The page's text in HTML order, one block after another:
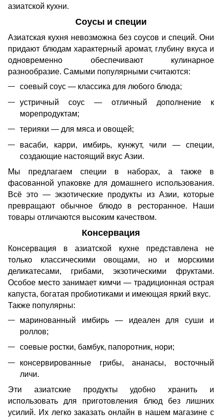
азиатской кухни.
Соусы и специи
Азиатская кухня невозможна без соусов и специй. Они
придают блюдам характерный аромат, глубину вкуса и
одновременно обеспечивают кулинарное
разнообразие. Самыми популярными считаются:
соевый соус — классика для любого блюда;
устричный соус — отличный дополнение к
морепродуктам;
терияки — для мяса и овощей;
васаби, карри, имбирь, кунжут, чили — специи,
создающие настоящий вкус Азии.
Мы предлагаем специи в наборах, а также в
фасованной упаковке для домашнего использования.
Всё это — экзотические продукты из Азии, которые
превращают обычное блюдо в ресторанное. Наши
товары отличаются высоким качеством.
Консервация
Консервация в азиатской кухне представлена не
только классическими овощами, но и морскими
деликатесами, грибами, экзотическими фруктами.
Особое место занимает кимчи — традиционная острая
капуста, богатая пробиотиками и имеющая яркий вкус.
Также популярны:
маринованный имбирь — идеален для суши и
роллов;
соевые ростки, бамбук, папоротник, нори;
консервированные грибы, ананасы, восточный
личи.
Эти азиатские продукты удобно хранить и
использовать для приготовления блюд без лишних
усилий. Их легко заказать онлайн в нашем магазине с